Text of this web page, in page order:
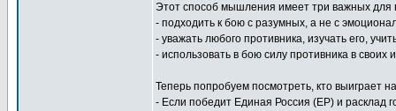
Этот способ мышления имеет три важных для
- подходить к бою с разумных, а не с
- уважать любого противника, изучать его,
- использовать в бою силу противника в своих
Теперь попробуем посмотреть, кто выиграет
- Если победит Единая Россия (ЕР) и расклад